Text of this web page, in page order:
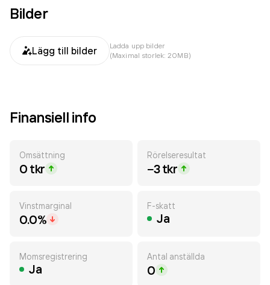
Bilder
Lägg till bilder
Ladda upp bilder
(Maximal storlek: 20MB)
Finansiell info
Omsättning
0 tkr
Rörelseresultat
−3 tkr
Vinstmarginal
0.0%
F-skatt
Ja
Momsregistrering
Ja
Antal anställda
0